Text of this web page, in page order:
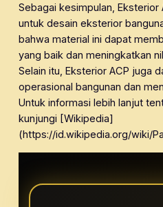
Sebagai kesimpulan, Eksterior
untuk desain eksterior
bahwa material ini dapat
yang baik dan meningkatkan
Selain itu, Eksterior ACP juga
operasional bangunan dan
Untuk informasi lebih lanjut
kunjungi [Wikipedia]
(https://id.wikipedia.org/wiki/